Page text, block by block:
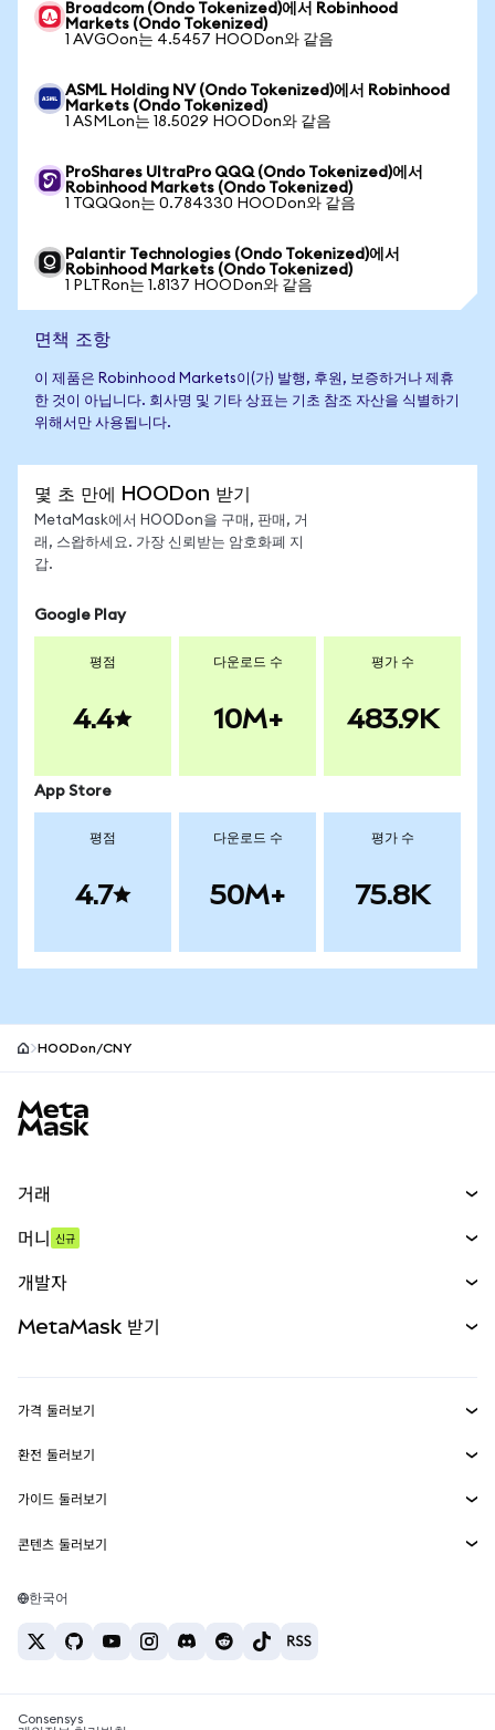
Broadcom (Ondo Tokenized)에서 Robinhood
Markets (Ondo Tokenized)
1 AVGOon는 4.5457 HOODon와 같음
ASML Holding NV (Ondo Tokenized)에서 Robinhood
Markets (Ondo Tokenized)
1 ASMLon는 18.5029 HOODon와 같음
ProShares UltraPro QQQ (Ondo Tokenized)에서
Robinhood Markets (Ondo Tokenized)
1 TQQQon는 0.784330 HOODon와 같음
Palantir Technologies (Ondo Tokenized)에서
Robinhood Markets (Ondo Tokenized)
1 PLTRon는 1.8137 HOODon와 같음
면책 조항
이 제품은 Robinhood Markets이(가) 발행, 후원, 보증하거나 제휴
한 것이 아닙니다. 회사명 및 기타 상표는 기초 참조 자산을 식별하기
위해서만 사용됩니다.
몇 초 만에 HOODon 받기
MetaMask에서 HOODon을 구매, 판매, 거
래, 스왑하세요. 가장 신뢰받는 암호화폐 지
갑.
Google Play
평점
4.4
다운로드 수
10M+
평가 수
483.9K
App Store
평점
4.7
다운로드 수
50M+
평가 수
75.8K
HOODon/CNY
거래
무기한 선물
실물자산
머니 신규
개발자
MetaMask Connect
Snaps
웹3 서비스
MetaMask 받기
보안
고객 지원
채용
가격 둘러보기
이더리움 가격
솔라나 가격
테더 가격
환전 둘러보기
ETH를 USD로 환전
USDT를 INR로 환전
BTC를 INR로 환전
ETH를 USDT로 환전
가이드 둘러보기
ETH 매수
USDT 매수
SHIB 매수
콘텐츠 둘러보기
솔라나 지갑
한국어
Consensys